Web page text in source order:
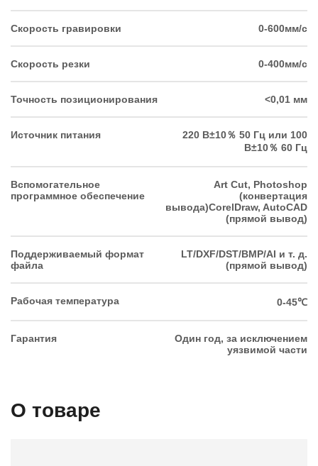
Скорость гравировки 0-600мм/с
Скорость резки 0-400мм/с
Точность позиционирования <0,01 мм
Источник питания
220 В±10％ 50 Гц или 100
В±10％ 60 Гц
Вспомогательное
программное обеспечение
Art Cut, Photoshop
(конвертация
вывода)CorelDraw, AutoCAD
(прямой вывод)
Поддерживаемый формат
файла
LT/DXF/DST/BMP/AI и т. д.
(прямой вывод)
Рабочая температура 0-45℃
Гарантия
Один год, за исключением
уязвимой части
О товаре